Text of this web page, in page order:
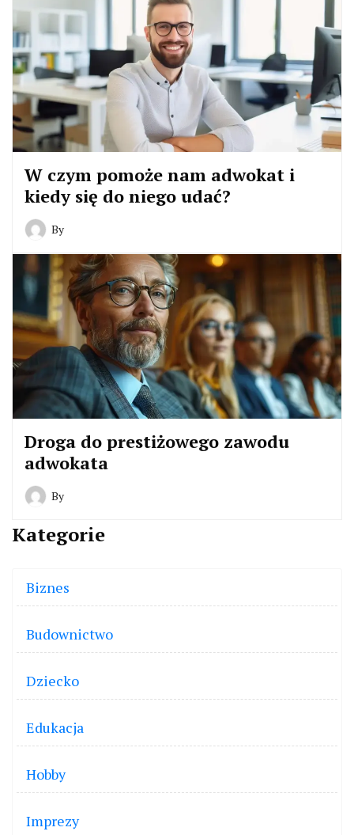
W czym pomoże nam adwokat i
kiedy się do niego udać?
By
Droga do prestiżowego zawodu
adwokata
By
Kategorie
Biznes
Budownictwo
Dziecko
Edukacja
Hobby
Imprezy